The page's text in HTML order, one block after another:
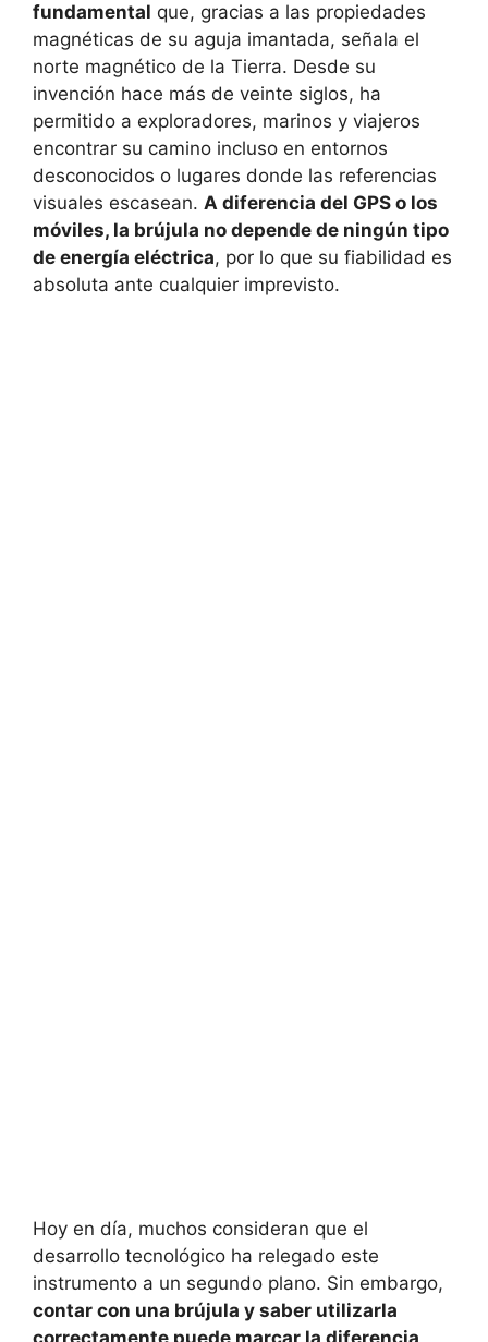
fundamental que, gracias a las propiedades
magnéticas de su aguja imantada, señala el
norte magnético de la Tierra. Desde su
invención hace más de veinte siglos, ha
permitido a exploradores, marinos y viajeros
encontrar su camino incluso en entornos
desconocidos o lugares donde las referencias
visuales escasean. A diferencia del GPS o los
móviles, la brújula no depende de ningún tipo
de energía eléctrica, por lo que su fiabilidad es
absoluta ante cualquier imprevisto.
Hoy en día, muchos consideran que el
desarrollo tecnológico ha relegado este
instrumento a un segundo plano. Sin embargo,
contar con una brújula y saber utilizarla
correctamente puede marcar la diferencia